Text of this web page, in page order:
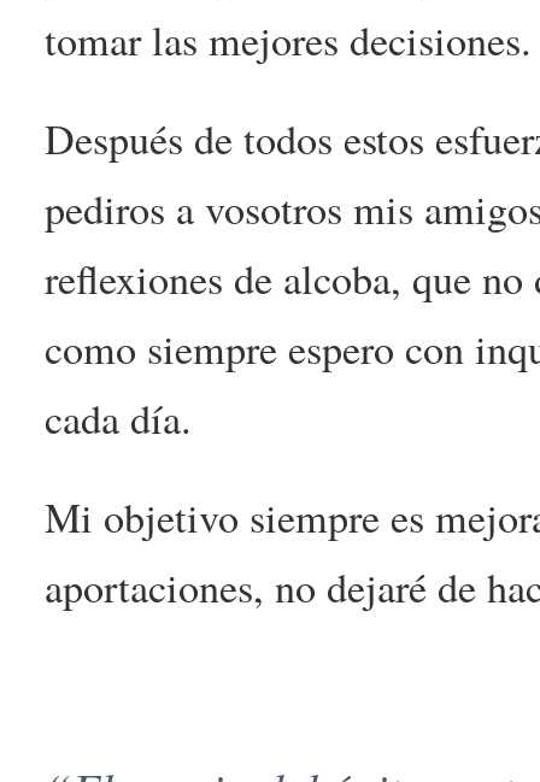
tomar las mejores decisiones.
Después de todos estos
pediros a vosotros mis
reflexiones de alcoba, que
como siempre espero con
cada día.
Mi objetivo siempre es
aportaciones, no dejaré de